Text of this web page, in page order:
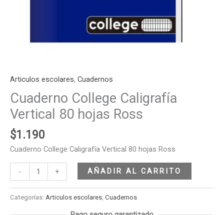
Articulos escolares, Cuadernos
Cuaderno College Caligrafía
Vertical 80 hojas Ross
$1.190
Cuaderno College Caligrafía Vertical 80 hojas Ross
- + AÑADIR AL CARRITO
Categorías: Articulos escolares Cuadernos